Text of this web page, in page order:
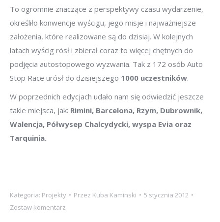
To ogromnie znaczące z perspektywy czasu wydarzenie,
określiło konwencje wyścigu, jego misje i najważniejsze
założenia, które realizowane są do dzisiaj. W kolejnych
latach wyścig rósł i zbierał coraz to więcej chętnych do
podjęcia autostopowego wyzwania. Tak z 172 osób Auto
Stop Race urósł do dzisiejszego 1000 uczestników.
W poprzednich edycjach udało nam się odwiedzić jeszcze
takie miejsca, jak: Rimini, Barcelona, Rzym, Dubrownik,
Walencja, Półwysep Chalcydycki, wyspa Evia oraz
Tarquinia.
Kategoria: Projekty Przez Kuba Kaminski
5 stycznia 2012
Zostaw komentarz